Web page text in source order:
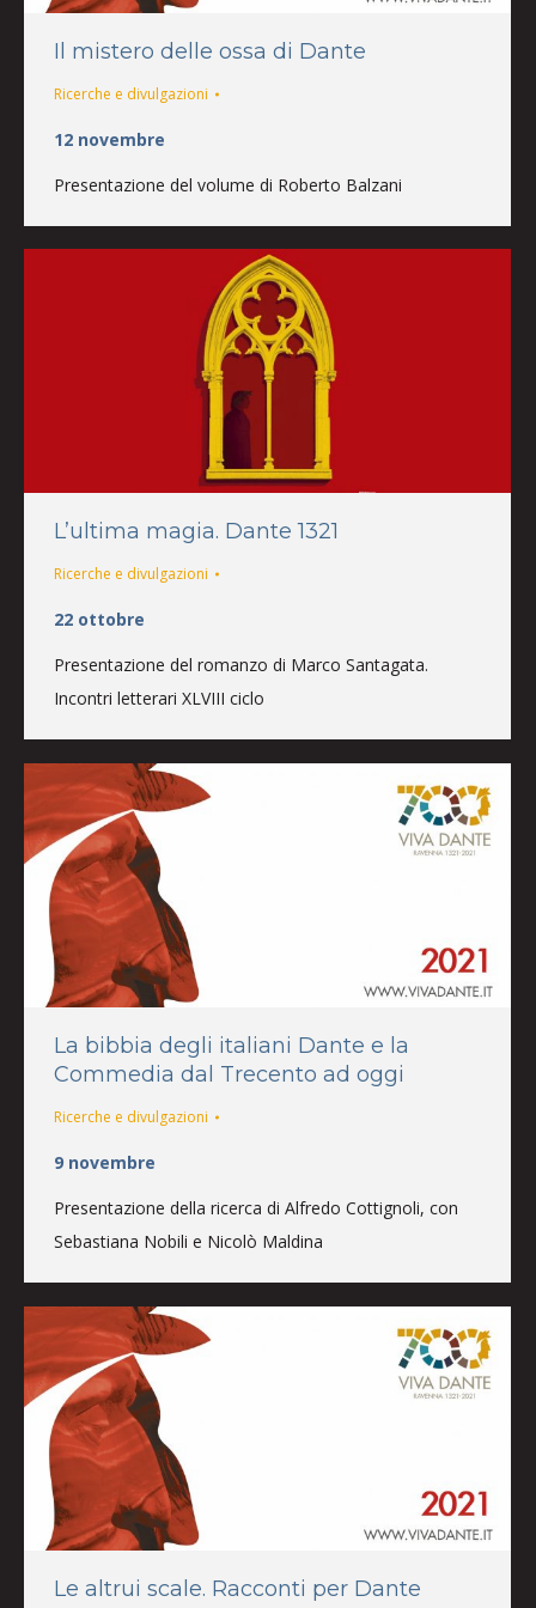
Il mistero delle ossa di Dante
Ricerche e divulgazioni
12 novembre
Presentazione del volume di Roberto Balzani
L’ultima magia. Dante 1321
Ricerche e divulgazioni
22 ottobre
Presentazione del romanzo di Marco Santagata.
Incontri letterari XLVIII ciclo
La bibbia degli italiani Dante e la
Commedia dal Trecento ad oggi
Ricerche e divulgazioni
9 novembre
Presentazione della ricerca di Alfredo Cottignoli, con
Sebastiana Nobili e Nicolò Maldina
Le altrui scale. Racconti per Dante